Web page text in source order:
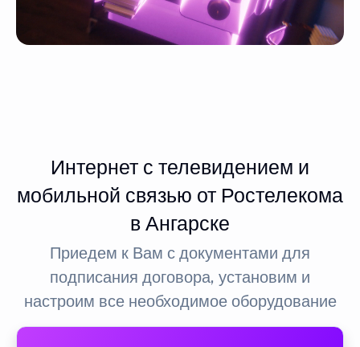
Интернет с телевидением и
мобильной связью от Ростелекома
в Ангарске
Приедем к Вам с документами для
подписания договора, установим и
настроим все необходимое оборудование